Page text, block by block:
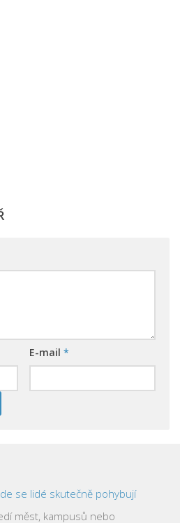
E-mail *
se lidé skutečně pohybují
měst, kampusů nebo